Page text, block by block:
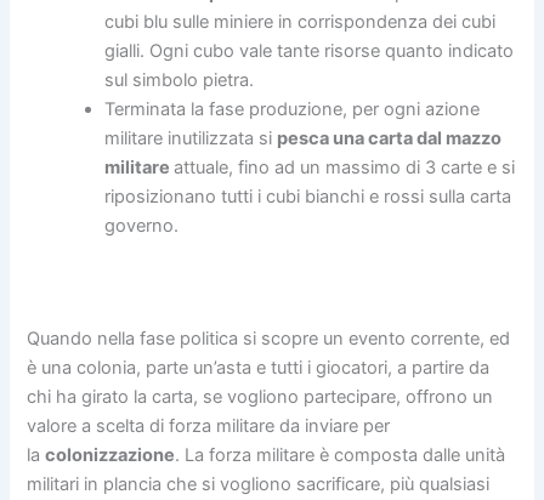
cubi blu sulle miniere in corrispondenza dei cubi
gialli. Ogni cubo vale tante risorse quanto indicato
sul simbolo pietra.
Terminata la fase produzione, per ogni azione
militare inutilizzata si pesca una carta dal mazzo
militareattuale, fino ad un massimo di 3 carte e si
riposizionano tutti i cubi bianchi e rossi sulla carta
governo.
Quando nella fase politica si scopre un evento corrente, ed
è una colonia, parte un’asta e tutti i giocatori, a partire da
chi ha girato la carta, se vogliono partecipare, offrono un
valore a scelta di forza militare da inviare per
lacolonizzazione. La forza militare è composta dalle unità
militari in plancia che si vogliono sacrificare, più qualsiasi